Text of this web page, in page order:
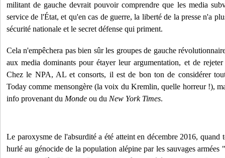
militant de gauche devrait pouvoir comprendre que les media
service de l'État, et qu'en cas de guerre, la liberté de la presse n'a
sécurité nationale et le secret défense qui priment.
Cela n'empêchera pas bien sûr les groupes de gauche
aux media dominants pour étayer leur argumentation, et de
Chez le NPA, AL et consorts, il est de bon ton de considérer
Today comme mensongère (la voix du Kremlin, quelle horreur !),
info provenant du Monde ou du New York Times.
Le paroxysme de l'absurdité a été atteint en décembre 2016, quand
hurlé au génocide de la population alépine par les sauvages